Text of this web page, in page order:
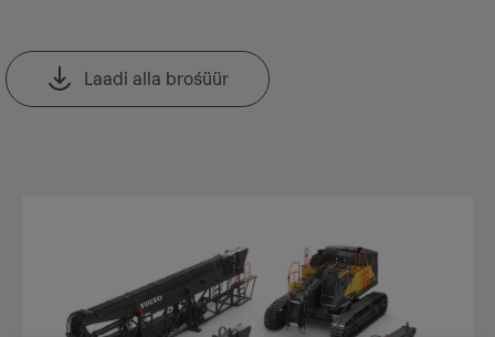
Laadi alla brośüür